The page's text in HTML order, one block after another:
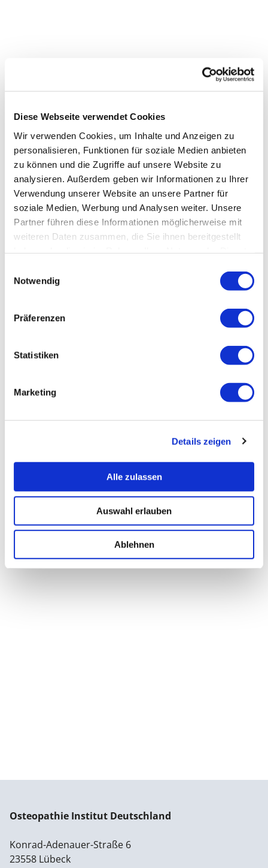
Diese Webseite verwendet Cookies
Wir verwenden Cookies, um Inhalte und Anzeigen zu
personalisieren, Funktionen für soziale Medien anbieten
zu können und die Zugriffe auf unsere Website zu
analysieren. Außerdem geben wir Informationen zu Ihrer
Verwendung unserer Website an unsere Partner für
soziale Medien, Werbung und Analysen weiter. Unsere
Partner führen diese Informationen möglicherweise mit
weiteren Daten zusammen, die Sie ihnen bereitgestellt
Notwendig
Präferenzen
Statistiken
Marketing
Details zeigen
Alle zulassen
Auswahl erlauben
Ablehnen
Osteopathie Institut Deutschland
Konrad-Adenauer-Straße 6
23558 Lübeck